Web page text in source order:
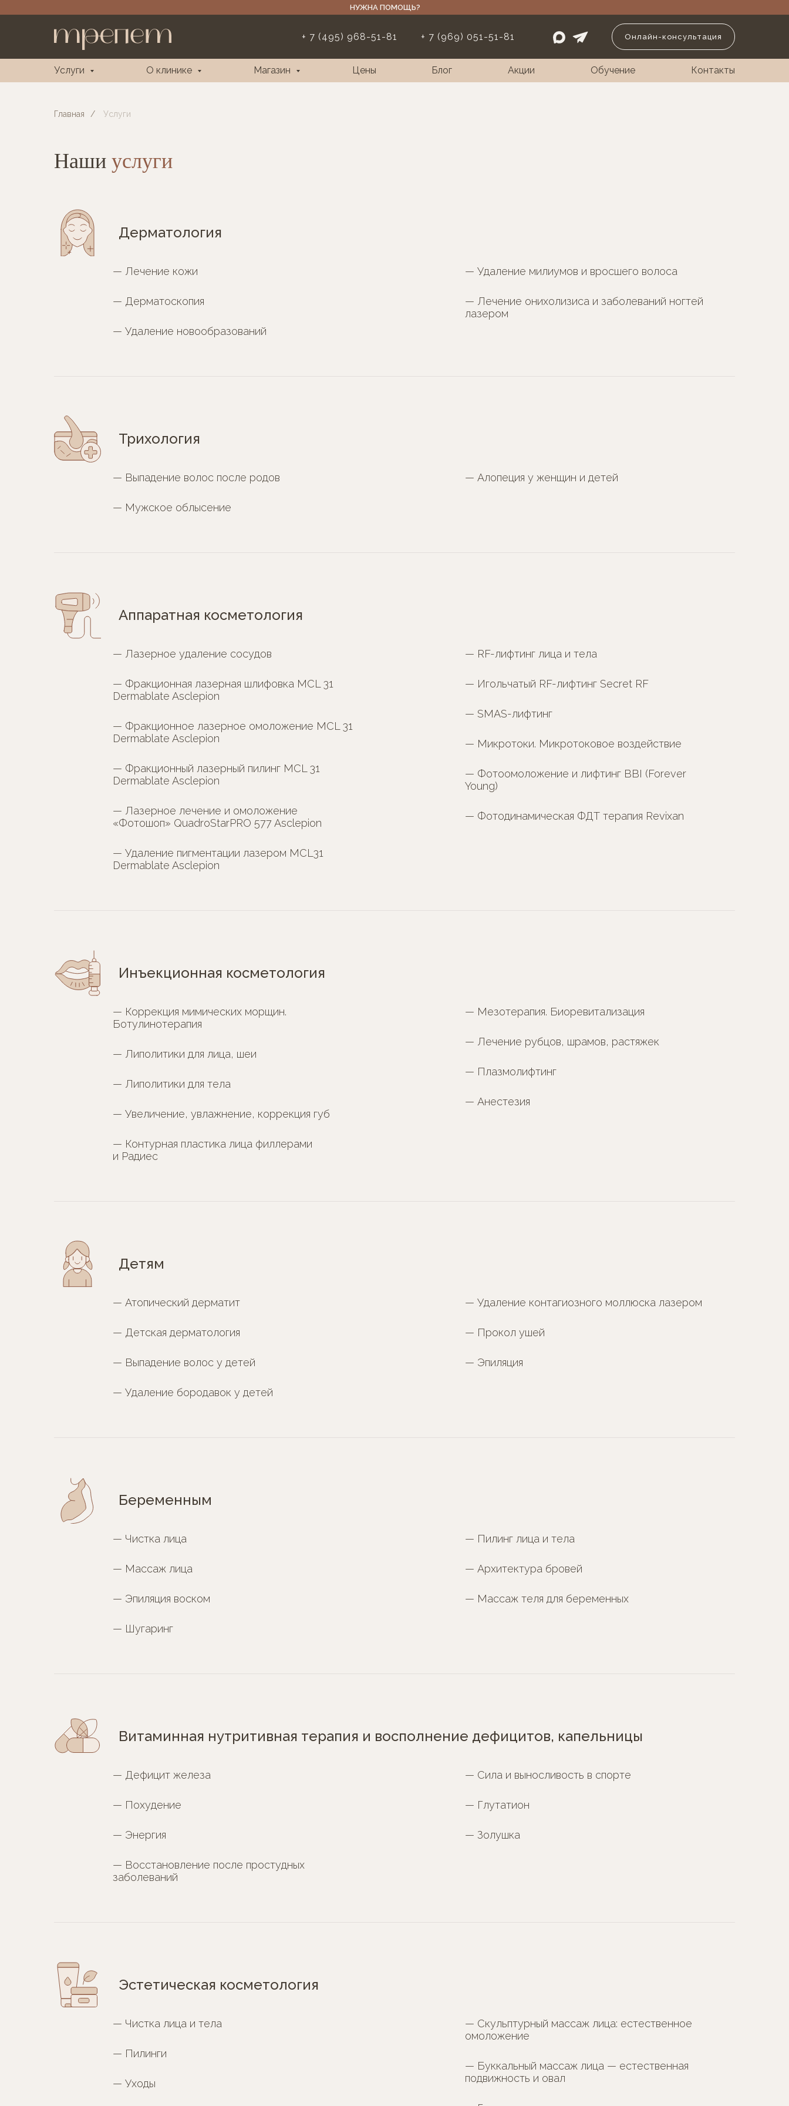
НУЖНА ПОМОЩЬ?
Онлайн-консультация
+ 7 (969) 051-51-81
+ 7 (495) 968-51-81
Услуги О клинике Магазин Цены Блог Акции Обучение Контакты
Главная / Услуги
Наши услуги
Дерматология
— Лечение кожи
— Дерматоскопия
— Удаление новообразований
— Удаление милиумов и вросшего волоса
— Лечение онихолизиса и заболеваний ногтей
лазером
Трихология
— Выпадение волос после родов
— Мужское облысение
— Алопеция у женщин и детей
Аппаратная косметология
— Лазерное удаление сосудов
— Фракционная лазерная шлифовка MCL 31
Dermablate Asclepion
— Фракционное лазерное омоложение MCL 31
Dermablate Asclepion
— Фракционный лазерный пилинг MCL 31
Dermablate Asclepion
— Лазерное лечение и омоложение
«Фотошоп» QuadroStarPRO 577 Asclepion
— Удаление пигментации лазером MCL31
Dermablate Asclepion
— RF-лифтинг лица и тела
— Игольчатый RF-лифтинг Secret RF
— SMAS-лифтинг
— Микротоки. Микротоковое воздействие
— Фотоомоложение и лифтинг BBI (Forever
Young)
— Фотодинамическая ФДТ терапия Revixan
Инъекционная косметология
— Коррекция мимических морщин.
Ботулинотерапия
— Липолитики для лица, шеи
— Липолитики для тела
— Увеличение, увлажнение, коррекция губ
— Контурная пластика лица филлерами
и Радиес
— Мезотерапия. Биоревитализация
— Лечение рубцов, шрамов, растяжек
— Плазмолифтинг
— Анестезия
Детям
— Атопический дерматит
— Детская дерматология
— Выпадение волос у детей
— Удаление бородавок у детей
— Удаление контагиозного моллюска лазером
— Прокол ушей
— Эпиляция
Беременным
— Чистка лица
— Массаж лица
— Эпиляция воском
— Шугаринг
— Пилинг лица и тела
— Архитектура бровей
— Массаж теля для беременных
Витаминная нутритивная терапия и восполнение дефицитов, капельницы
— Дефицит железа
— Похудение
— Энергия
— Восстановление после простудных
заболеваний
— Сила и выносливость в спорте
— Глутатион
— Золушка
Эстетическая косметология
— Чистка лица и тела
— Пилинги
— Уходы
— Скульптурный массаж лица: естественное
омоложение
— Буккальный массаж лица — естественная
подвижность и овал